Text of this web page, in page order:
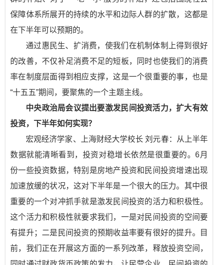
保障体系所展开的持续的水平和边际人群的扩散，这都是
在下半年可以预期的。
通过惠民生、扩消费，使我们在机制体制上得到很好
的改善，不仅补足消费不足的短板，同时也使我们的消费
率在制度层面得到相应支撑，这是一个很重要的事，也是
“十五五”期间，要聚焦的一个主题主线。
中央政治局会议提出要激发民间投资活力，扩大有效
投资，下半年如何实现？
宏观经济学家、上海财经大学校长 刘元春：
从上半年
数据就能清晰看到，投资对稳增长依然是很重要的。6月
份一些投资数据，特别是房地产投资和民间投资增速出现
加速放缓的状况，这对下半年是一个很大的压力。其中很
重要的一个对冲抓手就是激发民间投资的活力和积极性。
这个活力和积极性就要求我们，一是对民间投资的空间要
有提升；二是民间投资的预期收益率要有很好的提升。目
前，我们正在开展这方面的一系列改革，释放投资空间，